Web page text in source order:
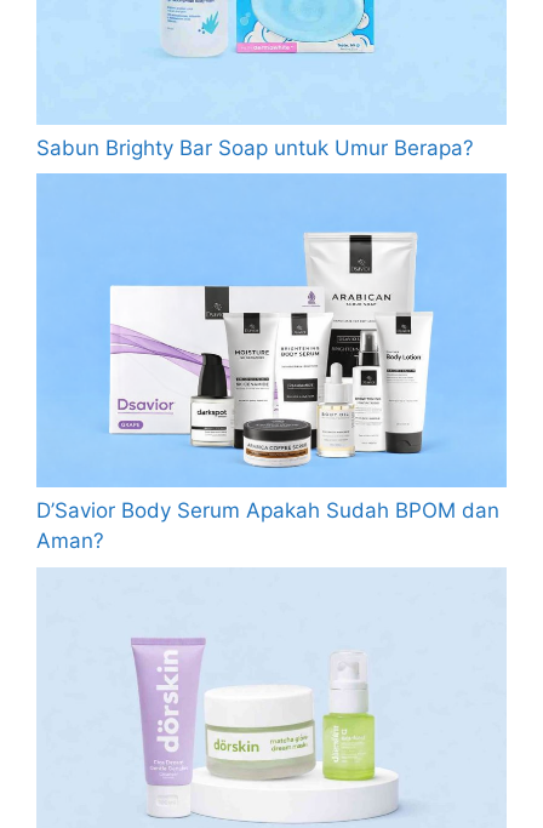
Sabun Brighty Bar Soap untuk Umur Berapa?
D’Savior Body Serum Apakah Sudah BPOM dan
Aman?